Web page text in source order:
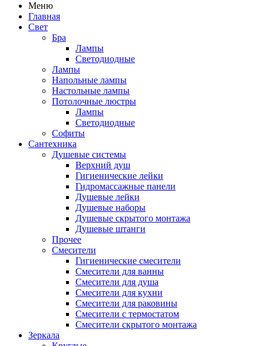
Меню
Главная
Свет
Бра
Лампы
Светодиодные
Лампы
Напольные лампы
Настольные лампы
Потолочные люстры
Лампы
Светодиодные
Софиты
Сантехника
Душевые системы
Верхний душ
Гигиенические лейки
Гидромассажные панели
Душевые лейки
Душевые наборы
Душевые скрытого монтажа
Душевые штанги
Прочее
Смесители
Гигиенические смесители
Смесители для ванны
Смесители для душа
Смесители для кухни
Смесители для раковины
Смесители с термостатом
Смесители скрытого монтажа
Зеркала